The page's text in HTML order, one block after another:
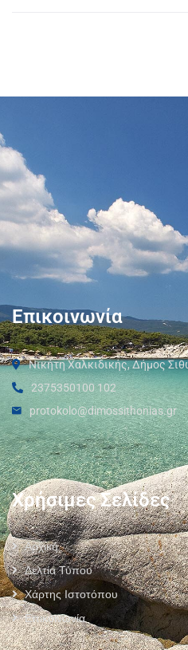
Επικοινωνία
Νικήτη Χαλκιδικής, Δήμος
2375350100 102
protokolo@dimossithonias.gr
Χρήσιμες Σελίδες
Αρχική
Δελτία Τύπου
Χάρτης Ιστοτόπου
Επικοινωνία